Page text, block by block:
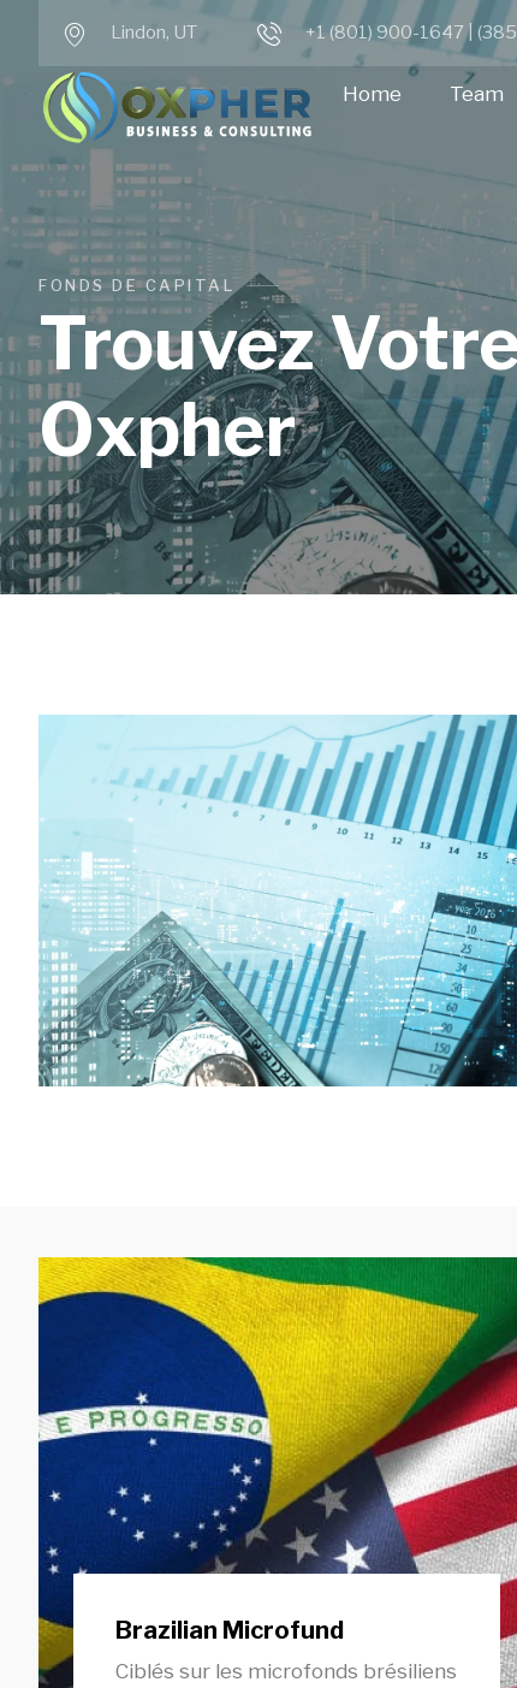
Lindon, UT +1 (801) 900-1647 |
Home Team
FONDS DE CAPITAL
Trouvez
Oxpher
Brazilian Microfund
Ciblés sur les microfonds brésiliens